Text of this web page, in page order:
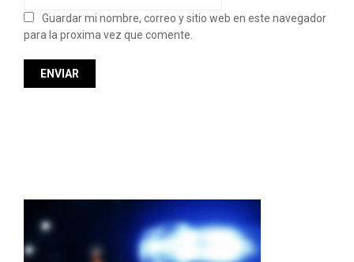
Guardar mi nombre, correo y sitio web en este navegador
para la proxima vez que comente.